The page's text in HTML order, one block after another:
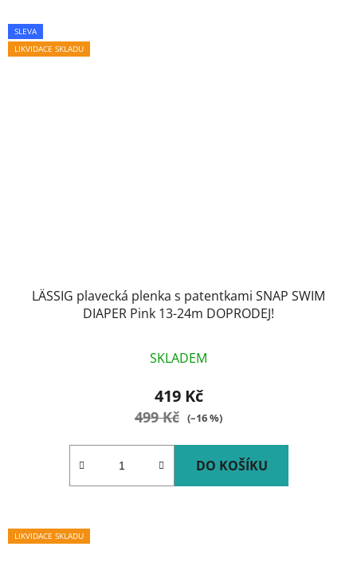
SLEVA
LIKVIDACE SKLADU
LÄSSIG plavecká plenka s patentkami SNAP SWIM
DIAPER Pink 13-24m DOPRODEJ!
SKLADEM
419 Kč
499 Kč (–16 %)
DO KOŠÍKU
LIKVIDACE SKLADU